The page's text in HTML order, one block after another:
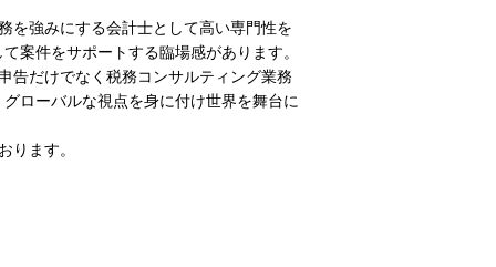
を強みにする会計士として高い専門性を
案件をサポートする臨場感があります。
告だけでなく税務コンサルティング業務
ローバルな視点を身に付け世界を舞台に
ります。